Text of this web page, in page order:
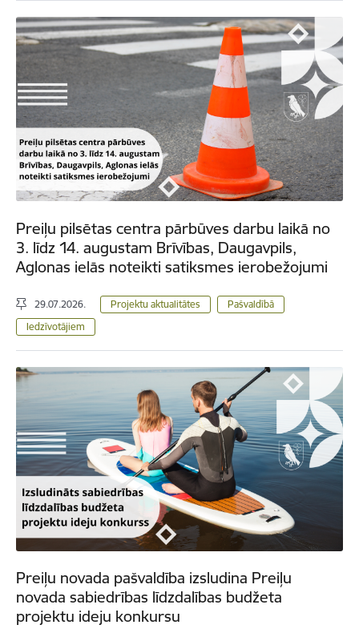
Preiļu pilsētas centra pārbūves darbu laikā no
3. līdz 14. augustam Brīvības, Daugavpils,
Aglonas ielās noteikti satiksmes ierobežojumi
29.07.2026. Projektu aktualitātes
Pašvaldībā
Iedzīvotājiem
Preiļu novada pašvaldība izsludina Preiļu
novada sabiedrības līdzdalības budžeta
projektu ideju konkursu